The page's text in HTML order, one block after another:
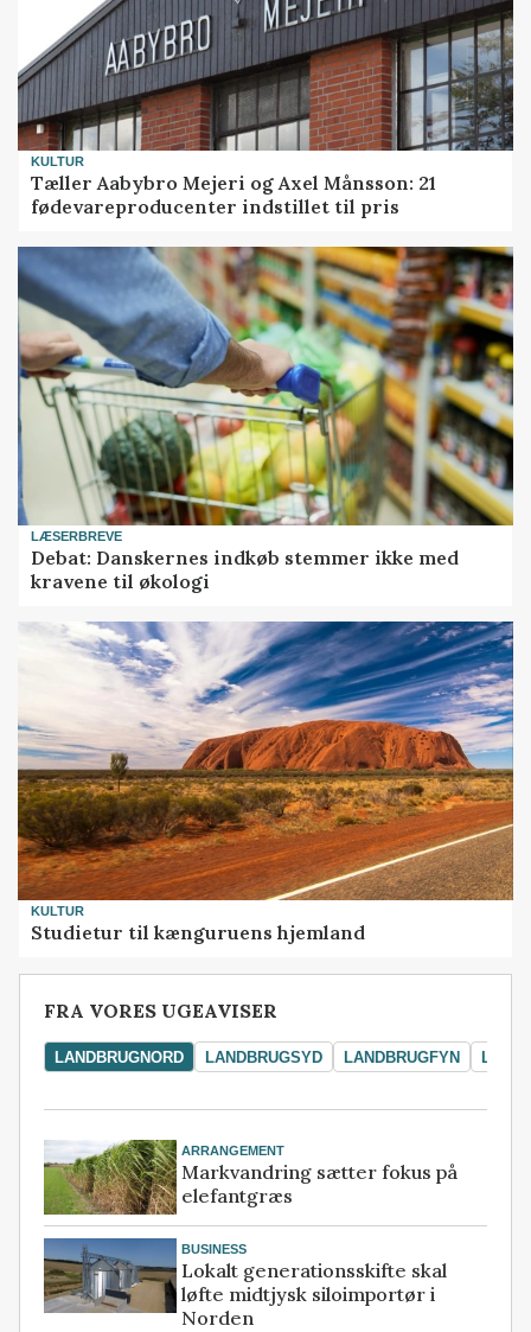
KULTUR
Tæller Aabybro Mejeri og Axel Månsson: 21
fødevareproducenter indstillet til pris
LÆSERBREVE
Debat: Danskernes indkøb stemmer ikke med
kravene til økologi
KULTUR
Studietur til kænguruens hjemland
FRA VORES UGEAVISER
LANDBRUGNORD LANDBRUGSYD LANDBRUGFYN
ARRANGEMENT
Markvandring sætter fokus på
elefantgræs
BUSINESS
Lokalt generationsskifte skal
løfte midtjysk siloimportør i
Norden